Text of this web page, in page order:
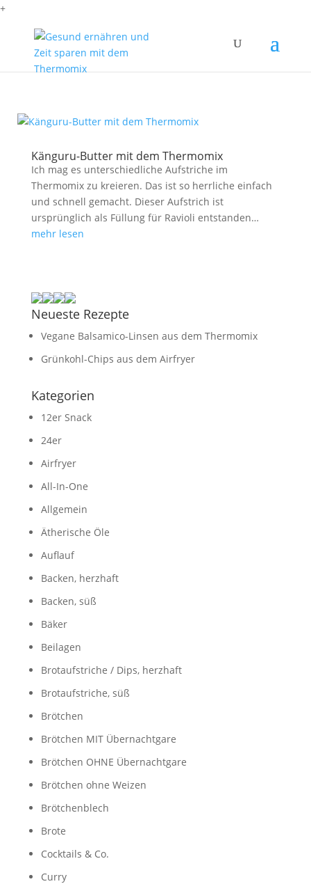
+
Känguru-Butter mit dem Thermomix
Ich mag es unterschiedliche Aufstriche im
Thermomix zu kreieren. Das ist so herrliche einfach
und schnell gemacht. Dieser Aufstrich ist
ursprünglich als Füllung für Ravioli entstanden…
mehr lesen
Neueste Rezepte
Vegane Balsamico-Linsen aus dem Thermomix
Grünkohl-Chips aus dem Airfryer
Kategorien
12er Snack
24er
Airfryer
All-In-One
Allgemein
Ätherische Öle
Auflauf
Backen, herzhaft
Backen, süß
Bäker
Beilagen
Brotaufstriche / Dips, herzhaft
Brotaufstriche, süß
Brötchen
Brötchen MIT Übernachtgare
Brötchen OHNE Übernachtgare
Brötchen ohne Weizen
Brötchenblech
Brote
Cocktails & Co.
Curry